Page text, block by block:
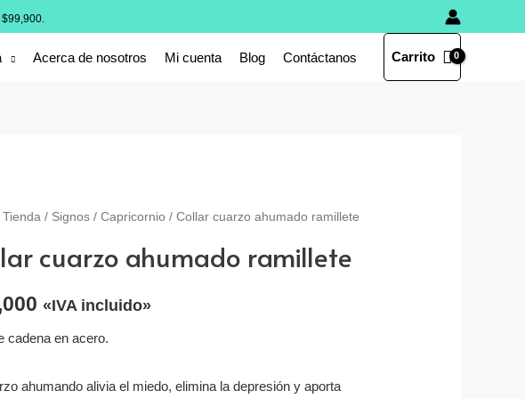
Acerca de nosotros Mi cuenta Blog Contáctanos Carrito
Tienda / Signos / Capricornio / Collar cuarzo ahumado ramillete
cuarzo ahumado ramillete
«IVA incluido»
cadena en acero.
ahumando alivia el miedo, elimina la depresión y aporta